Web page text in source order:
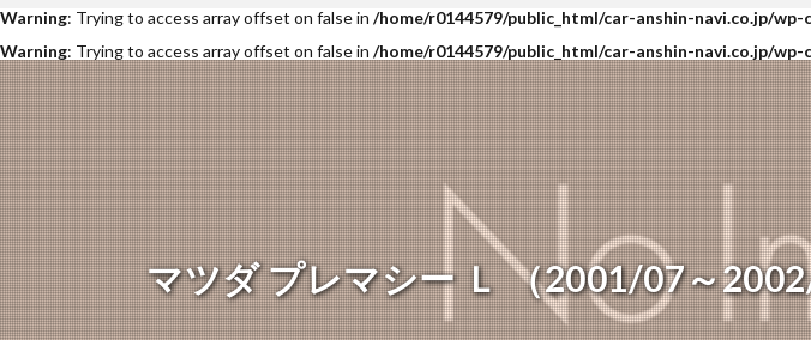
Warning: Trying to access array offset on false in /home/r0144579/public_html/car-anshin-navi.co.jp/
Warning: Trying to access array offset on false in /home/r0144579/public_html/car-anshin-navi.co.jp/
マツダ プレマシー Ｌ （2001/07～